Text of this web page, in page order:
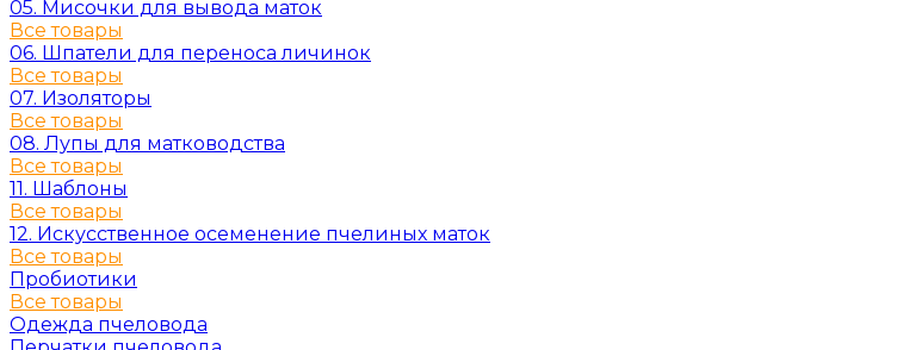
05. Мисочки для вывода маток
Все товары
06. Шпатели для переноса личинок
Все товары
07. Изоляторы
Все товары
08. Лупы для матководства
Все товары
11. Шаблоны
Все товары
12. Искусственное осеменение пчелиных маток
Все товары
Пробиотики
Все товары
Одежда пчеловода